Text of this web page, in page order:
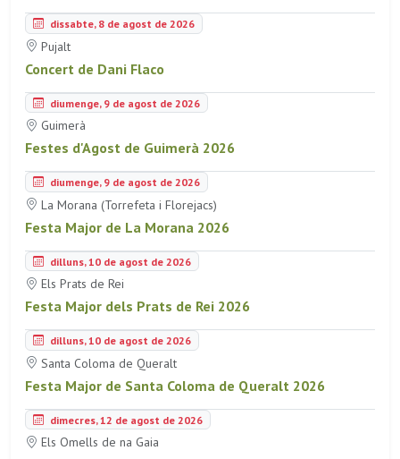
dissabte, 8 de agost de 2026
Pujalt
Concert de Dani Flaco
diumenge, 9 de agost de 2026
Guimerà
Festes d'Agost de Guimerà 2026
diumenge, 9 de agost de 2026
La Morana (Torrefeta i Florejacs)
Festa Major de La Morana 2026
dilluns, 10 de agost de 2026
Els Prats de Rei
Festa Major dels Prats de Rei 2026
dilluns, 10 de agost de 2026
Santa Coloma de Queralt
Festa Major de Santa Coloma de Queralt 2026
dimecres, 12 de agost de 2026
Els Omells de na Gaia